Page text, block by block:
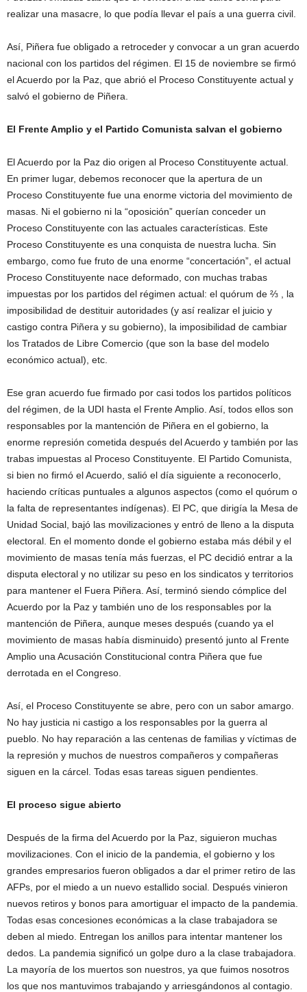
realizar una masacre, lo que podía llevar el país a una guerra civil.
Así, Piñera fue obligado a retroceder y convocar a un gran acuerdo
nacional con los partidos del régimen. El 15 de noviembre se firmó
el Acuerdo por la Paz, que abrió el Proceso Constituyente actual y
salvó el gobierno de Piñera.
El Frente Amplio y el Partido Comunista salvan el gobierno
El Acuerdo por la Paz dio origen al Proceso Constituyente actual.
En primer lugar, debemos reconocer que la apertura de un
Proceso Constituyente fue una enorme victoria del movimiento de
masas. Ni el gobierno ni la “oposición” querían conceder un
Proceso Constituyente con las actuales características. Este
Proceso Constituyente es una conquista de nuestra lucha. Sin
embargo, como fue fruto de una enorme “concertación”, el actual
Proceso Constituyente nace deformado, con muchas trabas
impuestas por los partidos del régimen actual: el quórum de ⅔ , la
imposibilidad de destituir autoridades (y así realizar el juicio y
castigo contra Piñera y su gobierno), la imposibilidad de cambiar
los Tratados de Libre Comercio (que son la base del modelo
económico actual), etc.
Ese gran acuerdo fue firmado por casi todos los partidos políticos
del régimen, de la UDI hasta el Frente Amplio. Así, todos ellos son
responsables por la mantención de Piñera en el gobierno, la
enorme represión cometida después del Acuerdo y también por las
trabas impuestas al Proceso Constituyente. El Partido Comunista,
si bien no firmó el Acuerdo, salió el día siguiente a reconocerlo,
haciendo críticas puntuales a algunos aspectos (como el quórum o
la falta de representantes indígenas). El PC, que dirigía la Mesa de
Unidad Social, bajó las movilizaciones y entró de lleno a la disputa
electoral. En el momento donde el gobierno estaba más débil y el
movimiento de masas tenía más fuerzas, el PC decidió entrar a la
disputa electoral y no utilizar su peso en los sindicatos y territorios
para mantener el Fuera Piñera. Así, terminó siendo cómplice del
Acuerdo por la Paz y también uno de los responsables por la
mantención de Piñera, aunque meses después (cuando ya el
movimiento de masas había disminuido) presentó junto al Frente
Amplio una Acusación Constitucional contra Piñera que fue
derrotada en el Congreso.
Así, el Proceso Constituyente se abre, pero con un sabor amargo.
No hay justicia ni castigo a los responsables por la guerra al
pueblo. No hay reparación a las centenas de familias y víctimas de
la represión y muchos de nuestros compañeros y compañeras
siguen en la cárcel. Todas esas tareas siguen pendientes.
El proceso sigue abierto
Después de la firma del Acuerdo por la Paz, siguieron muchas
movilizaciones. Con el inicio de la pandemia, el gobierno y los
grandes empresarios fueron obligados a dar el primer retiro de las
AFPs, por el miedo a un nuevo estallido social. Después vinieron
nuevos retiros y bonos para amortiguar el impacto de la pandemia.
Todas esas concesiones económicas a la clase trabajadora se
deben al miedo. Entregan los anillos para intentar mantener los
dedos. La pandemia significó un golpe duro a la clase trabajadora.
La mayoría de los muertos son nuestros, ya que fuimos nosotros
los que nos mantuvimos trabajando y arriesgándonos al contagio.